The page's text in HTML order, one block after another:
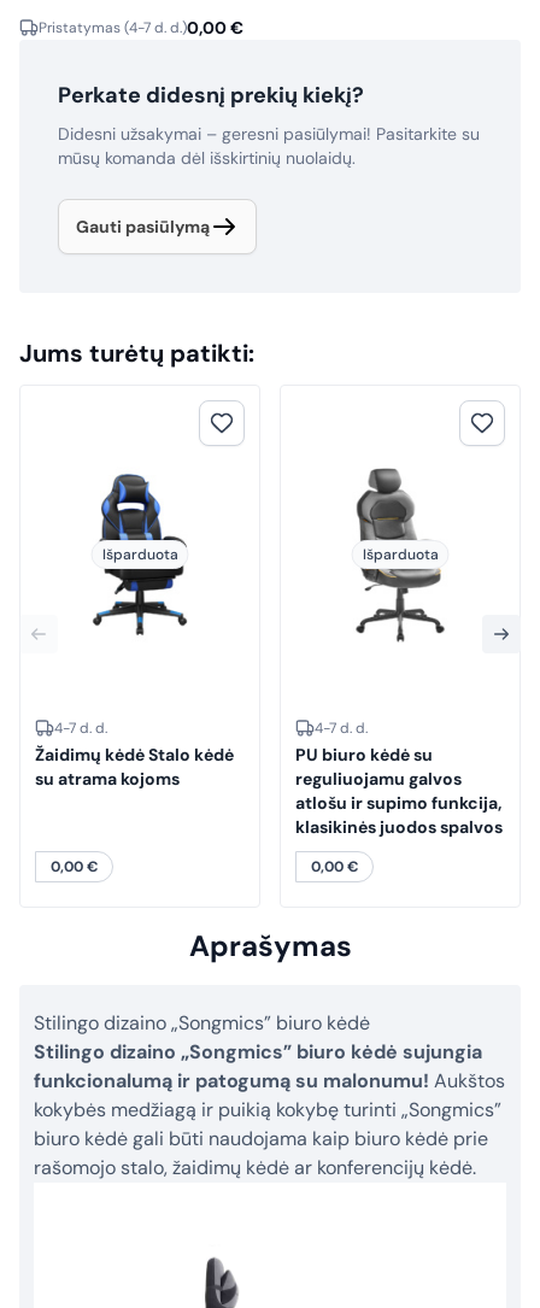
Pristatymas (4-7 d. d.)0,00€
Perkate didesnį prekių kiekį?
Didesni užsakymai – geresni pasiūlymai! Pasitarkite su
mūsų komanda dėl išskirtinių nuolaidų.
Gauti pasiūlymą
Jums turėtų patikti:
Išparduota
4-7 d. d.
Žaidimų kėdė Stalo kėdė
su atrama kojoms
0,00€
Išparduota
4-7 d. d.
PU biuro kėdė su
reguliuojamu galvos
atlošu ir supimo funkcija,
klasikinės juodos spalvos
0,00€
Aprašymas
Stilingo dizaino „Songmics” biuro kėdė
Stilingo dizaino „Songmics” biuro kėdė sujungia
funkcionalumą ir patogumą su malonumu! Aukštos
kokybės medžiagą ir puikią kokybę turinti „Songmics”
biuro kėdė gali būti naudojama kaip biuro kėdė prie
rašomojo stalo, žaidimų kėdė ar konferencijų kėdė.